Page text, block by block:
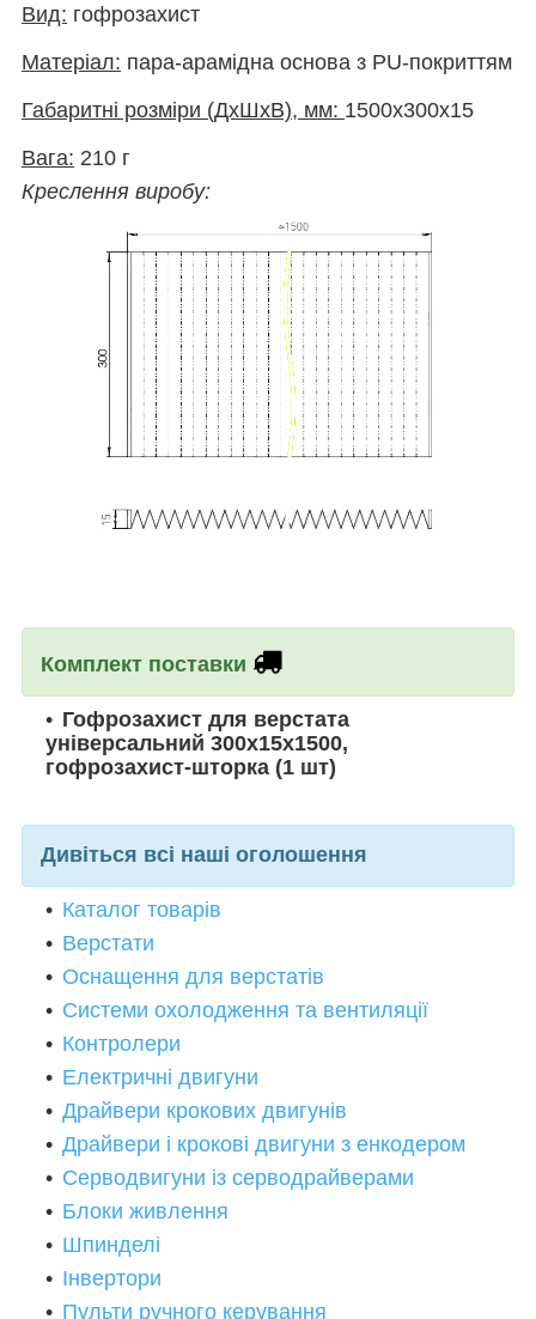
Вид: гофрозахист
Матеріал: пара-арамідна основа з PU-покриттям
Габаритні розміри (ДхШхВ), мм: 1500х300х15
Вага: 210 г
Креслення виробу:
Комплект поставки
Гофрозахист для верстата
універсальний 300х15х1500,
гофрозахист-шторка (1 шт)
Дивіться всі наші оголошення
Каталог товарів
Верстати
Оснащення для верстатів
Системи охолодження та вентиляції
Контролери
Електричні двигуни
Драйвери крокових двигунів
Драйвери і крокові двигуни з енкодером
Серводвигуни із серводрайверами
Блоки живлення
Шпинделі
Інвертори
Пульти ручного керування